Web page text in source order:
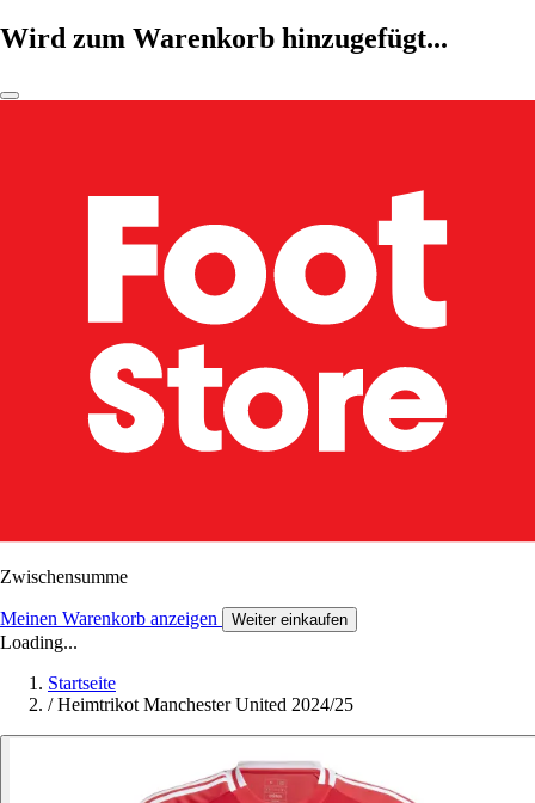
Wird zum Warenkorb hinzugefügt...
Zwischensumme
Meinen Warenkorb anzeigen Weiter einkaufen
Loading...
Startseite
/ Heimtrikot Manchester United 2024/25